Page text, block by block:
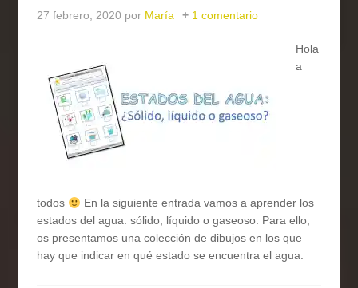
27 febrero, 2020 por María 1 comentario
Hola
a
todos
En la siguiente entrada vamos a aprender los
estados del agua: sólido, líquido o gaseoso. Para ello,
os presentamos una colección de dibujos en los que
hay que indicar en qué estado se encuentra el agua.